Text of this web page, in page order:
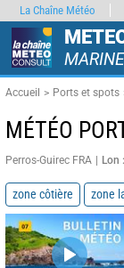
MARINE
Accueil Ports et spots
MÉTÉO
Perros-Guirec FRA Lon
zone côtière zone
La Chaîne Météo